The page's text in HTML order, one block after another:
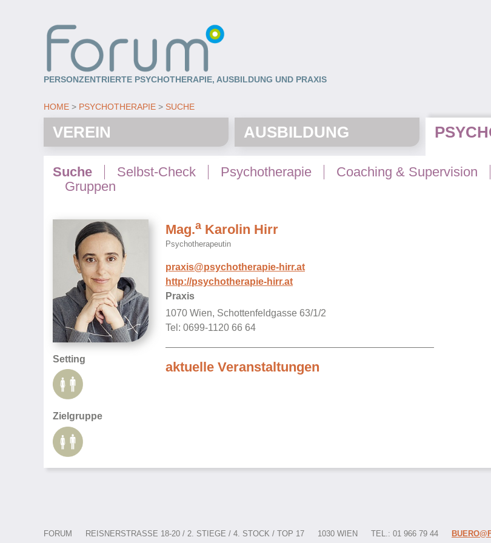
PERSONZENTRIERTE PSYCHOTHERAPIE, AUSBILDUNG UND PRAXIS
HOME PSYCHOTHERAPIE SUCHE
VEREIN AUSBILDUNG
Suche Selbst-Check Psychotherapie Coaching & Supervision
Gruppen
Setting
Zielgruppe
Mag.a Karolin Hirr
Psychotherapeutin
praxis@psychotherapie-hirr.at
http://psychotherapie-hirr.at
Praxis
1070 Wien, Schottenfeldgasse 63/1/2
Tel: 0699-1120 66 64
aktuelle Veranstaltungen
FORUM REISNERSTRASSE 18-20 / 2. STIEGE / 4. STOCK / TOP 17 1030 WIEN TEL.: 01 966 79 44